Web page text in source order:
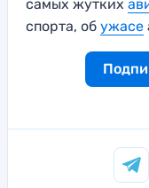
самых жутких
спорта, об ужасе